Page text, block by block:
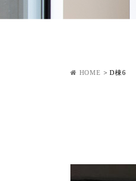
HOME >D棟6